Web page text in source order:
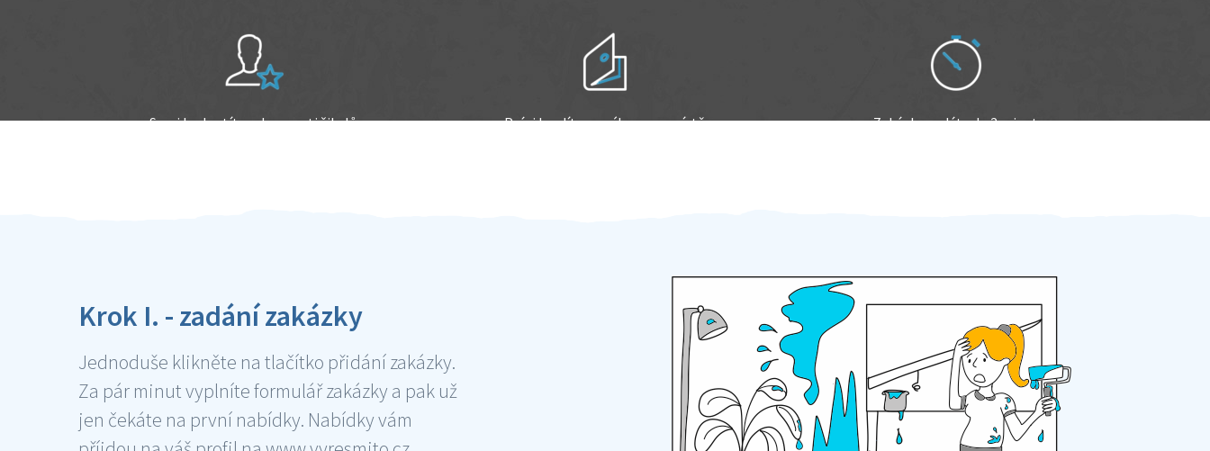
Sami hodnotíte schopnosti šikulů Práci hradíte po výkonu na místě Zakázku zadáte do 2 minut
Krok I. - zadání zakázky
Jednoduše klikněte na tlačítko přidání zakázky.
Za pár minut vyplníte formulář zakázky a pak už
jen čekáte na první nabídky. Nabídky vám